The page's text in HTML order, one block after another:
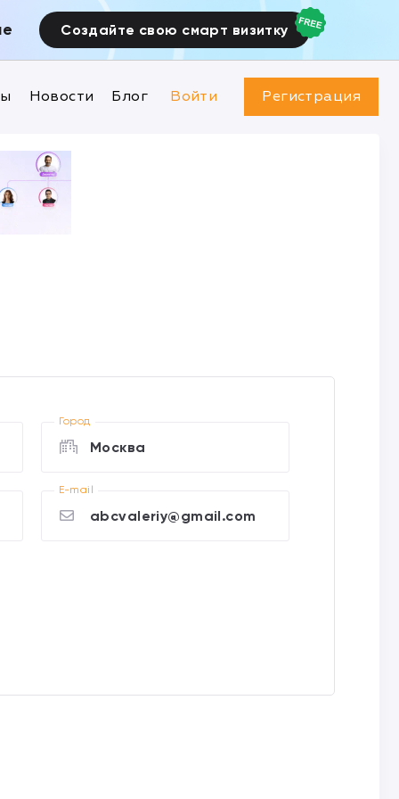
Создайте свою смарт визитку
Новости Блог Войти Регистрация
Город
Москва
E-mail
abcvaleriy@gmail.com